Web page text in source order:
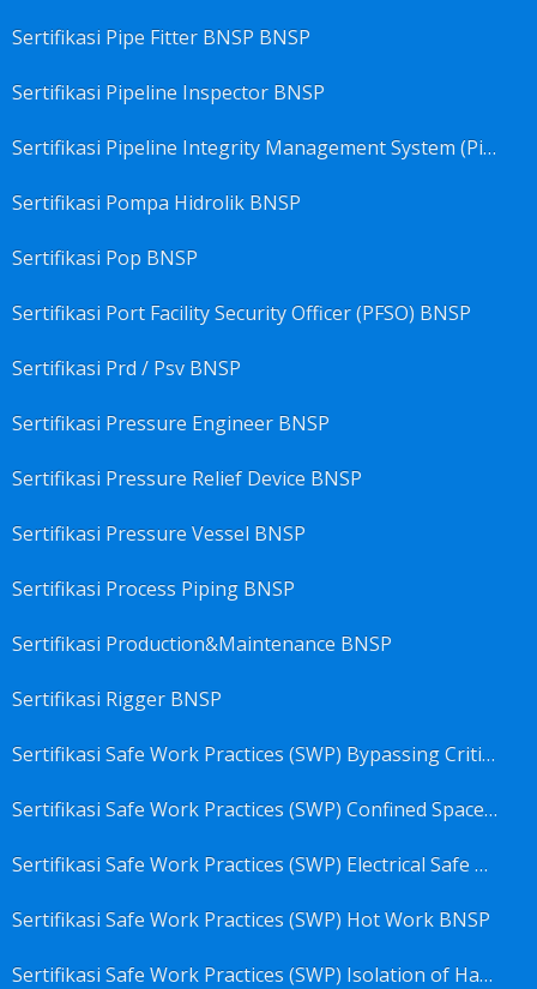
Sertifikasi Pipe Fitter BNSP BNSP
Sertifikasi Pipeline Inspector BNSP
Sertifikasi Pipeline Integrity Management System (Pims) BNSP
Sertifikasi Pompa Hidrolik BNSP
Sertifikasi Pop BNSP
Sertifikasi Port Facility Security Officer (PFSO) BNSP
Sertifikasi Prd / Psv BNSP
Sertifikasi Pressure Engineer BNSP
Sertifikasi Pressure Relief Device BNSP
Sertifikasi Pressure Vessel BNSP
Sertifikasi Process Piping BNSP
Sertifikasi Production&Maintenance BNSP
Sertifikasi Rigger BNSP
Sertifikasi Safe Work Practices (SWP) Bypassing Critical Protection BNSP
Sertifikasi Safe Work Practices (SWP) Confined Space Entry BNSP
Sertifikasi Safe Work Practices (SWP) Electrical Safe Work BNSP
Sertifikasi Safe Work Practices (SWP) Hot Work BNSP
Sertifikasi Safe Work Practices (SWP) Isolation of Hazardous Energy BNSP